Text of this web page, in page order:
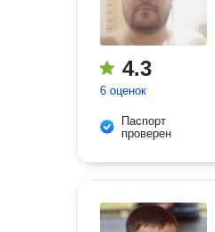
4.3
6 оценок
Паспорт
проверен